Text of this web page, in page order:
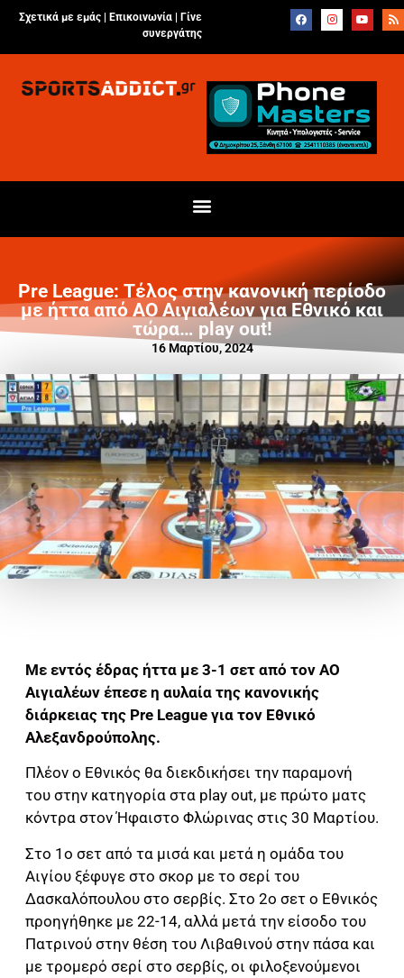
Σχετικά με εμάς | Επικοινωνία
Γίνε
συνεργάτης
Pre League: Τέλος στην κανονική περίοδο
με ήττα από ΑΟ Αιγιαλέων για Εθνικό και
τώρα… play out!
16 Μαρτίου, 2024
Με εντός έδρας ήττα με 3-1 σετ από τον ΑΟ
Αιγιαλέων έπεσε η αυλαία της κανονικής
διάρκειας της Pre League για τον Εθνικό
Αλεξανδρούπολης.
Πλέον ο Εθνικός θα διεκδικήσει την παραμονή
του στην κατηγορία στα play out, με πρώτο ματς
κόντρα στον Ήφαιστο Φλώρινας στις 30 Μαρτίου.
Στο 1ο σετ από τα μισά και μετά η ομάδα του
Αιγίου ξέφυγε στο σκορ με το σερί του
Δασκαλόπουλου στο σερβίς. Στο 2ο σετ ο Εθνικός
προηγήθηκε με 22-14, αλλά μετά την είσοδο του
Πατρινού στην θέση του Λιβαθινού στην πάσα και
με τρομερό σερί στο σερβίς, οι φιλοξενούμενοι